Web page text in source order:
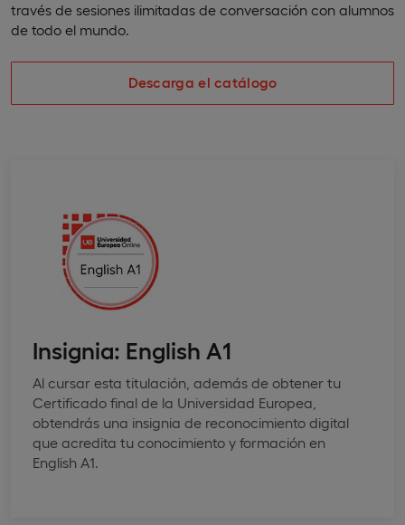
través de sesiones ilimitadas de conversación con alumnos
de todo el mundo.
Descarga el catálogo
Insignia: English A1
Al cursar esta titulación, además de obtener tu
Certificado final de la Universidad Europea,
obtendrás una insignia de reconocimiento digital
que acredita tu conocimiento y formación en
English A1.